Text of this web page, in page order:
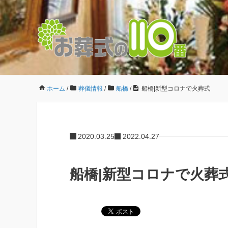
ホーム / 葬儀情報 / 船橋 / 船橋|新型コロナで火葬式
2020.03.25 2022.04.27
船橋|新型コロナで火葬